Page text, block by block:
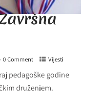
0 Comment Vijesti
pedagoške godine
druženjem.